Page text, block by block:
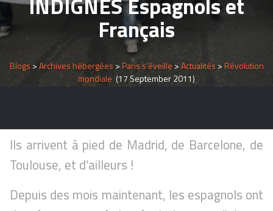
Français
Blogs >Archives hébergées >Paris s’éveille >Actualités >Révolution
mondiale (17 September 2011)
Ils arrivent à pied de Madrid, de Barcelone, de
Toulouse, et d’ailleurs !
Depuis des mois maintenant, les espagnols ont